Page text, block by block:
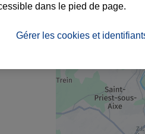
dans le pied de page.
Gérer les cookies et